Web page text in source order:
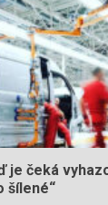
je čeká
šílené“